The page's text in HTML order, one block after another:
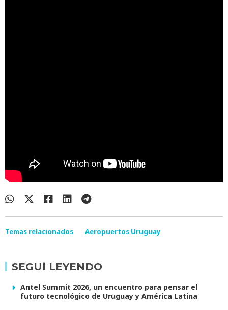
Temas relacionados Aeropuertos Uruguay
SEGUÍ LEYENDO
Antel Summit 2026, un encuentro para pensar el
futuro tecnológico de Uruguay y América Latina